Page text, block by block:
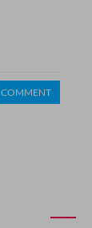
COMMENT